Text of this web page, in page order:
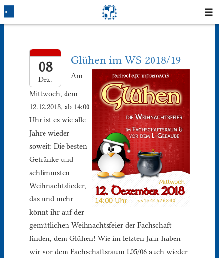
Blog
Fotos
Login
Klausuren
Studium
Protokolle
08
Dez.
Glühen im WS 2018/19
Am
Mittwoch, dem
12.12.2018, ab 14:00
Uhr ist es wie alle
Jahre wieder
soweit: Die besten
Getränke und
schlimmsten
Weihnachtslieder,
das und mehr
könnt ihr auf der
gemütlichen Weihnachtsfeier der Fachschaft
finden, dem Glühen! Wie im letzten Jahr haben
wir vor dem Fachschaftsraum L05/06 auch wieder